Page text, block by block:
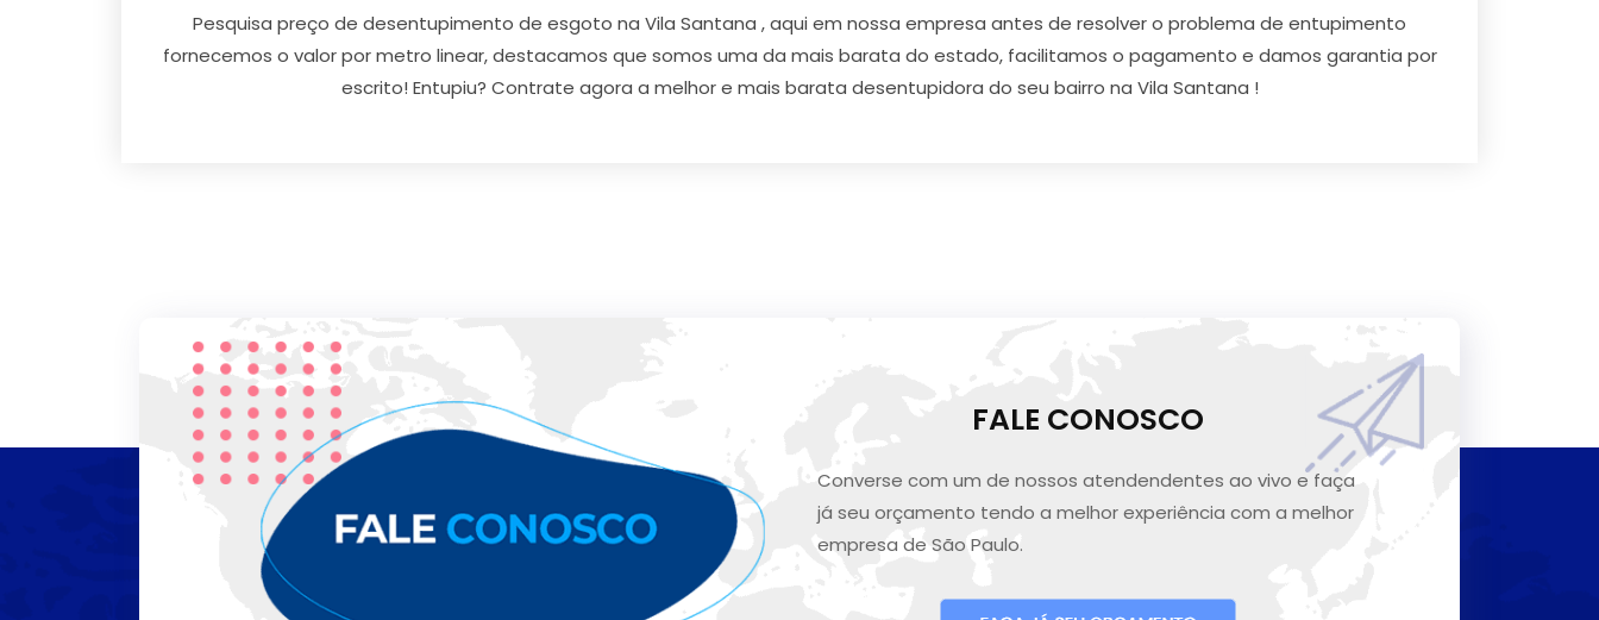
Pesquisa preço de desentupimento de esgoto na Vila Santana , aqui em nossa empresa antes de resolver o problema de entupimento
fornecemos o valor por metro linear, destacamos que somos uma da mais barata do estado, facilitamos o pagamento e damos garantia por
escrito! Entupiu? Contrate agora a melhor e mais barata desentupidora do seu bairro na Vila Santana !
FALE CONOSCO
Converse com um de nossos atendendentes ao vivo e faça
já seu orçamento tendo a melhor experiência com a melhor
empresa de São Paulo.